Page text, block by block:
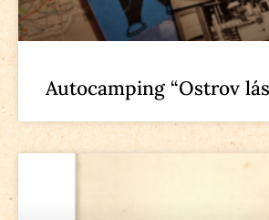
Autocamping “Ostrov